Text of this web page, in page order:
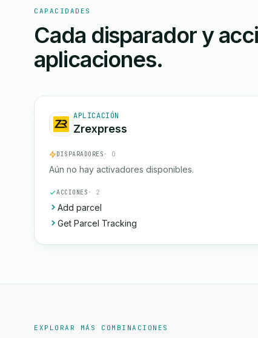
CAPACIDADES
Cada disparador y
aplicaciones.
APLICACIÓN
Zrexpress
DISPARADORES · 0
Aún no hay activadores disponibles.
ACCIONES · 2
Add parcel
Get Parcel Tracking
EXPLORAR MÁS COMBINACIONES